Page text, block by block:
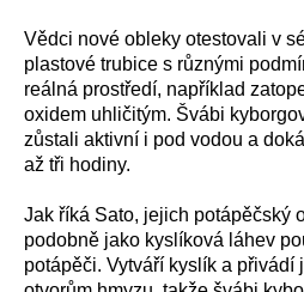
Vědci nové obleky otestovali v
plastové trubice s různými
reálná prostředí, například
oxidem uhličitým. Švábi
zůstali aktivní i pod vodou a
až tři hodiny.
Jak říká Sato, jejich potápěčský
podobně jako kyslíková láhev
potápěči. Vytváří kyslík a přivádí